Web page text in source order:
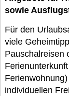
sowie
Für den
viele
Pauschalreisen
individuellen